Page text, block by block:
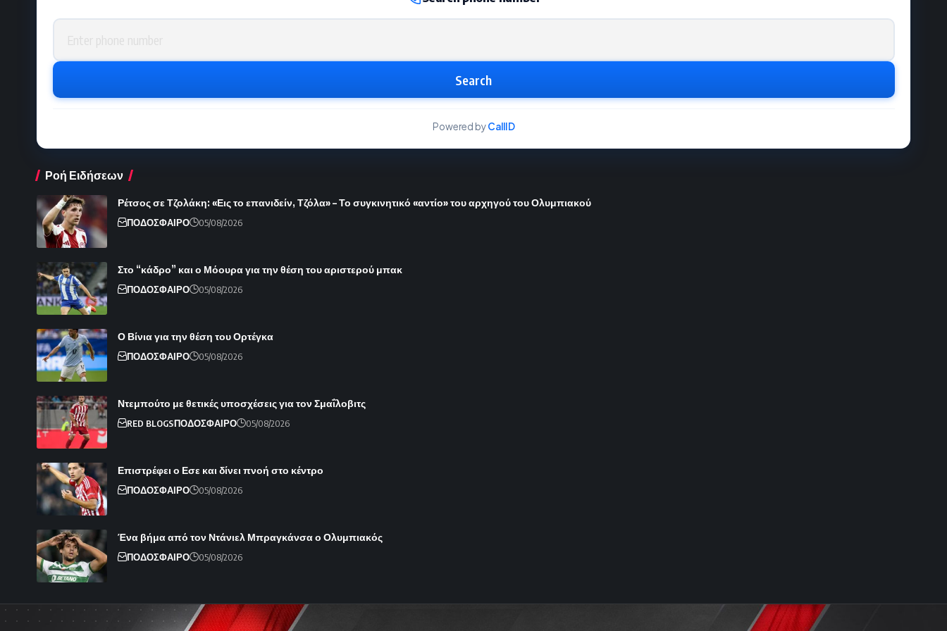
Phone number
Search
Powered byCallID
Ροή Ειδήσεων
Ρέτσος σε Τζολάκη: «Εις το επανιδείν, Τζόλα» – Το συγκινητικό «αντίο» του αρχηγού του Ολυμπιακού
ΠΟΔΟΣΦΑΙΡΟ 05/08/2026
Στο “κάδρο” και ο Μόουρα για την θέση του αριστερού μπακ
ΠΟΔΟΣΦΑΙΡΟ 05/08/2026
Ο Βίνια για την θέση του Ορτέγκα
ΠΟΔΟΣΦΑΙΡΟ 05/08/2026
Ντεμπούτο με θετικές υποσχέσεις για τον Σμαΐλοβιτς
RED BLOGSΠΟΔΟΣΦΑΙΡΟ 05/08/2026
Επιστρέφει ο Εσε και δίνει πνοή στο κέντρο
ΠΟΔΟΣΦΑΙΡΟ 05/08/2026
Ένα βήμα από τον Ντάνιελ Μπραγκάνσα ο Ολυμπιακός
ΠΟΔΟΣΦΑΙΡΟ 05/08/2026